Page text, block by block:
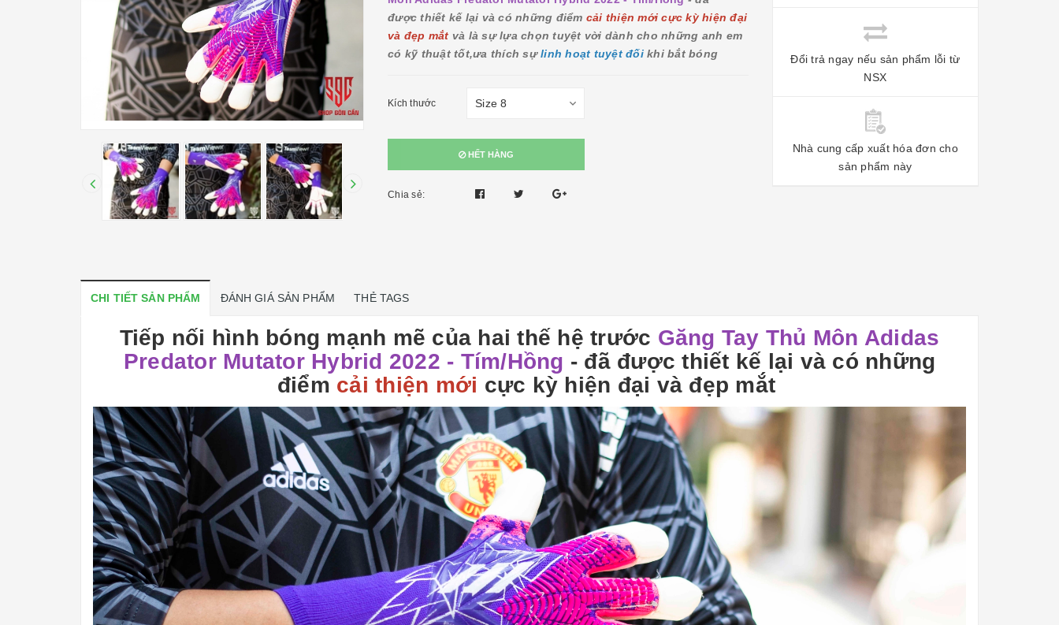
được thiết kế lại và có những điểm cải thiện mới cực kỳ hiện đại
và đẹp mắt và là sự lựa chọn tuyệt vời dành cho những anh em
có kỹ thuật tốt,ưa thích sựlinh hoạt tuyệt đốikhi bắt bóng
Kích thước
HẾT HÀNG
Chia sẻ:
Đổi trả ngay nếu sản phẩm lỗi từ
NSX
Nhà cung cấp xuất hóa đơn cho
sản phẩm này
CHI TIẾT SẢN PHẨM ĐÁNH GIÁ SẢN PHẨM THẺ TAGS
Tiếp nối hình bóng mạnh mẽ của hai thế hệ trước Găng Tay Thủ Môn Adidas
Predator Mutator Hybrid 2022 - Tím/Hồng - đã được thiết kế lại và có những
điểm cải thiện mới cực kỳ hiện đại và đẹp mắt